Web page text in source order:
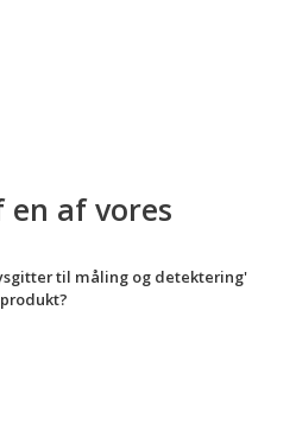
af vores
til måling og detektering'